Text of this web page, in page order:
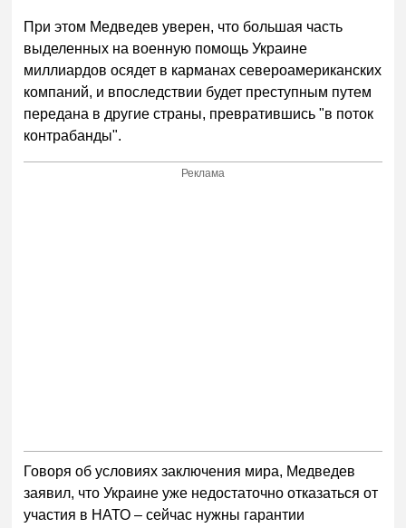
При этом Медведев уверен, что большая часть
выделенных на военную помощь Украине
миллиардов осядет в карманах североамериканских
компаний, и впоследствии будет преступным путем
передана в другие страны, превратившись "в поток
контрабанды".
Реклама
Говоря об условиях заключения мира, Медведев
заявил, что Украине уже недостаточно отказаться от
участия в НАТО – сейчас нужны гарантии